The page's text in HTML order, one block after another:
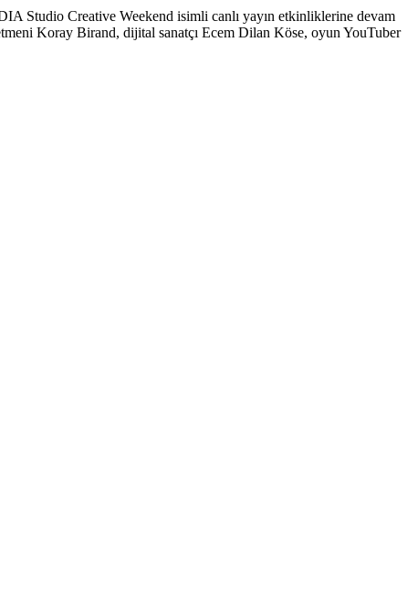
Studio Creative Weekend isimli canlı yayın etkinliklerine devam
Koray Birand, dijital sanatçı Ecem Dilan Köse, oyun YouTuber